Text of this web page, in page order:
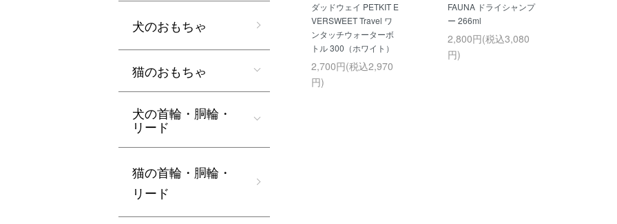
ダッドウェイ PETKIT E
VERSWEET Travel ワ
ンタッチウォーターボ
トル 300（ホワイト）
2,700円(税込2,970
円)
FAUNA ドライシャンプ
ー 266ml
2,800円(税込3,080
円)
犬のおもちゃ
猫のおもちゃ
犬の首輪・胴輪・
リード
猫の首輪・胴輪・
リード